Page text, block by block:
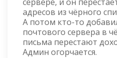
адресов из чёрного
А потом кто-то
почтового сервера в
письма перестают
Админ огорчается.